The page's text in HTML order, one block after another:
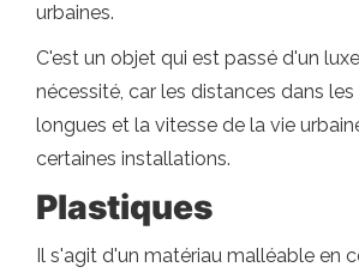
urbaines.
C'est un objet qui est passé d'un
nécessité, car les distances dans
longues et la vitesse de la vie
certaines installations.
Plastiques
Il s'agit d'un matériau malléable en